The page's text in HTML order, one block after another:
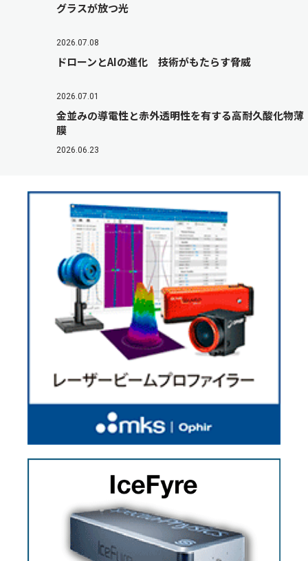
グラスが放つ光
2026.07.08
ドローンとAIの進化 技術がもたらす脅威
2026.07.01
金並みの導電性と赤外透明性を有する高耐久酸化物薄
膜
2026.06.23